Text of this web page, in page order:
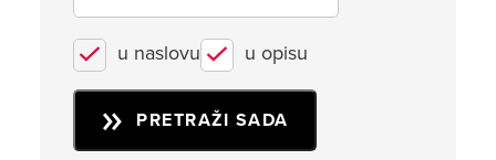
u naslovu u opisu
PRETRAŽI SADA